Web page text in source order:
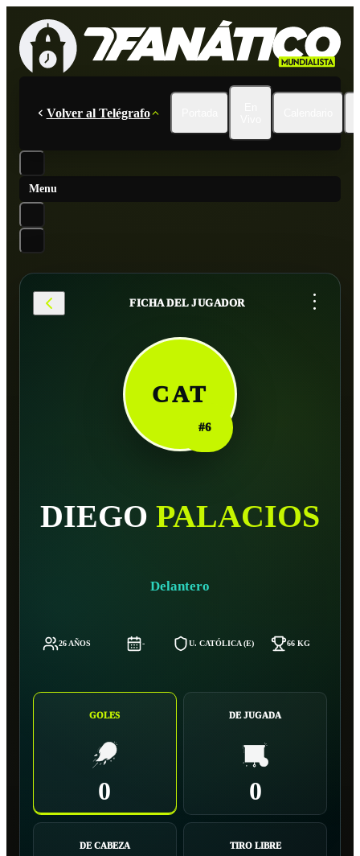
Volver al Telégrafo
Menu
FICHA DEL JUGADOR ...
CAT
#6
DIEGO PALACIOS
Delantero
26 AÑOS - U. CATÓLICA (E) 66 KG
GOLES
0
DE JUGADA
0
DE CABEZA TIRO LIBRE